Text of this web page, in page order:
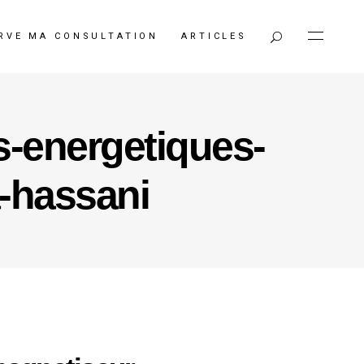
MA CONSULTATION ARTICLES
energetiques-
hassani